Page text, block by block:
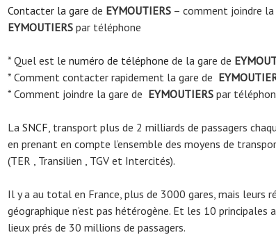
Contacter la gare de EYMOUTIERS – comment joindre la
EYMOUTIERS par téléphone
* Quel est le numéro de téléphone de la gare de
* Comment contacter rapidement la gare de
* Comment joindre la gare de EYMOUTIERS par
La SNCF , transport plus de 2 milliards de passagers
en prenant en compte l’ensemble des moyens de
(TER , Transilien , TGV et Intercités).
Il y a au total en France, plus de 3000 gares, mais leurs
géographique n’est pas hétérogène. Et les 10 principales
lieux prés de 30 millions de passagers.